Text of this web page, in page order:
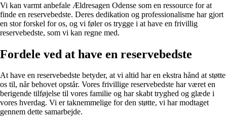
Vi kan varmt anbefale Ældresagen Odense som en ressource for at
finde en reservebedste. Deres dedikation og professionalisme har gjort
en stor forskel for os, og vi føler os trygge i at have en frivillig
reservebedste, som vi kan regne med.
Fordele ved at have en reservebedste
At have en reservebedste betyder, at vi altid har en ekstra hånd at støtte
os til, når behovet opstår. Vores frivillige reservebedste har været en
berigende tilføjelse til vores familie og har skabt tryghed og glæde i
vores hverdag. Vi er taknemmelige for den støtte, vi har modtaget
gennem dette samarbejde.